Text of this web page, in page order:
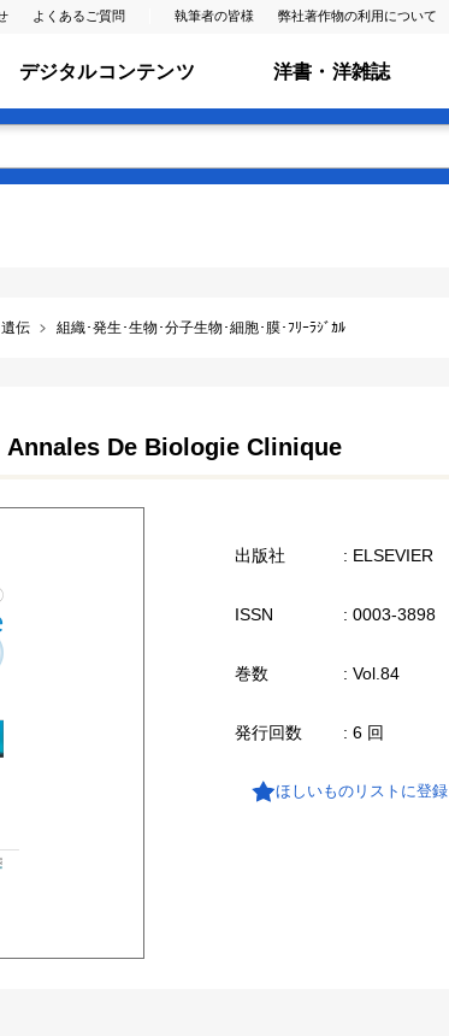
よくあるご質問 執筆者の皆様 弊社著作物の利用について
デジタルコンテンツ 洋書・洋雑誌
伝 組織･発生･生物･分子生物･細胞･膜･ﾌﾘｰﾗｼﾞｶﾙ
Annales De Biologie Clinique
出版社 : ELSEVIER
ISSN : 0003-3898
巻数 : Vol.84
発行回数 : 6 回
ほしいものリストに登録